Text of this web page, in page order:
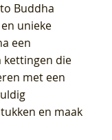
Buddha
unieke
een
die
met een
en maak